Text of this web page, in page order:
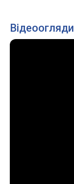
Відеоогляди